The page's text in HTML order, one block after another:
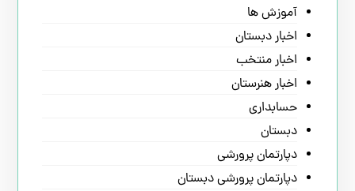
آموزش ها
اخبار دبستان
اخبار منتخب
اخبار هنرستان
حسابداری
دبستان
دپارتمان پرورشی
دپارتمان پرورشی دبستان